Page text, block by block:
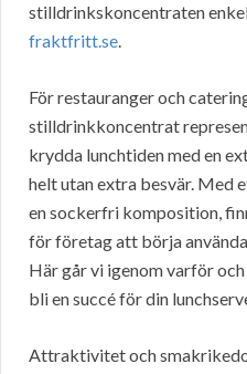
stilldrinkskoncentraten
fraktfritt.se.
För restauranger och
stilldrinkkoncentrat
krydda lunchtiden med en
helt utan extra besvär. Med
en sockerfri komposition,
för företag att börja
Här går vi igenom varför
bli en succé för din
Attraktivitet och